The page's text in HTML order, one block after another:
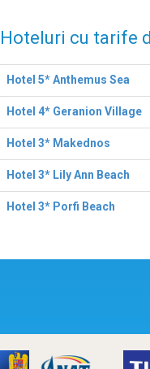
Hoteluri cu tarife
Hotel 5* Anthemus Sea
Hotel 4* Geranion Village
Hotel 3* Makednos
Hotel 3* Lily Ann Beach
Hotel 3* Porfi Beach